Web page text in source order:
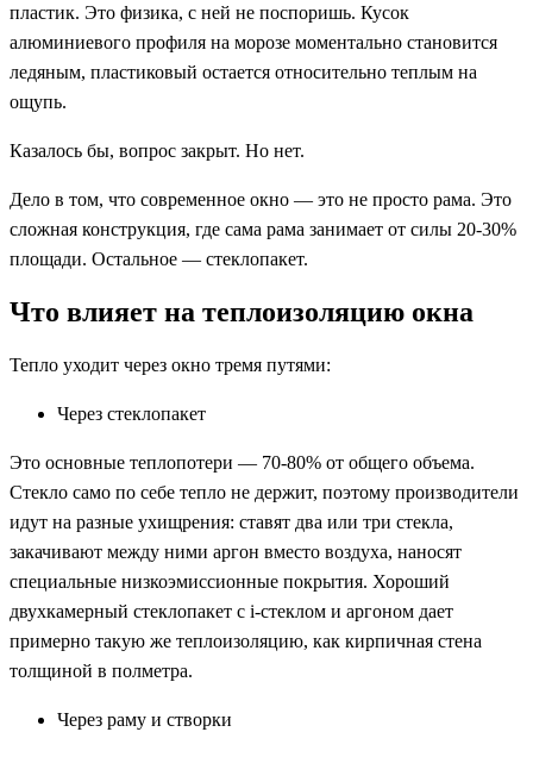
пластик. Это физика, с ней не поспоришь. Кусок
алюминиевого профиля на морозе моментально становится
ледяным, пластиковый остается относительно теплым на
ощупь.
Казалось бы, вопрос закрыт. Но нет.
Дело в том, что современное окно — это не просто рама. Это
сложная конструкция, где сама рама занимает от силы 20-30%
площади. Остальное — стеклопакет.
Что влияет на теплоизоляцию окна
Тепло уходит через окно тремя путями:
Через стеклопакет
Это основные теплопотери — 70-80% от общего объема.
Стекло само по себе тепло не держит, поэтому производители
идут на разные ухищрения: ставят два или три стекла,
закачивают между ними аргон вместо воздуха, наносят
специальные низкоэмиссионные покрытия. Хороший
двухкамерный стеклопакет с i-стеклом и аргоном дает
примерно такую же теплоизоляцию, как кирпичная стена
толщиной в полметра.
Через раму и створки